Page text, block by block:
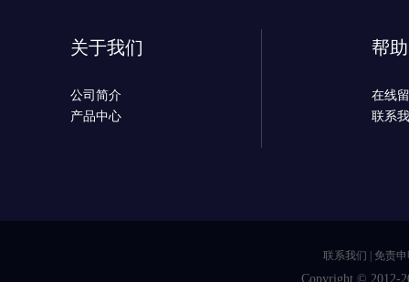
关于我们
公司简介
产品中心
帮
在线
联系
联系我们 免责
Copyright © 2012-